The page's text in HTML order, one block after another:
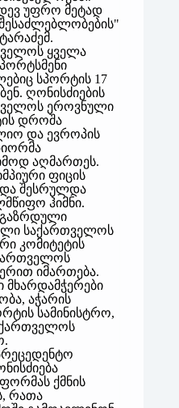
უფრო მეტად
ყველა
სპორტის 17
ღონისძიების
ეროვნული
დროშა
და ევროპის
აღმართეს.
ფიცის
და შესრულდა
ჰიმნი.
საქართველოს
კომიტეტის
იმართება.
მხარდამჭერები
აჭარის
სამინისტრო,
ქმნის
რათა